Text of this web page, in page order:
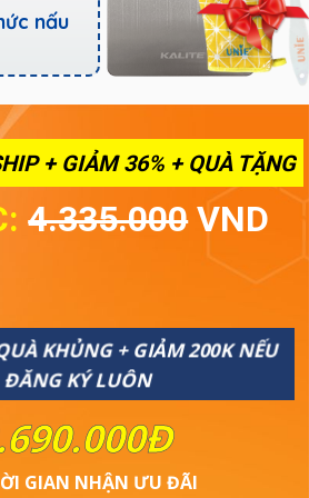
nấu
GIAN NHẬN ƯU ĐÃI
4.335.000VND
+ GIẢM 36% + QUÀ TẶNG
KHỦNG + GIẢM 200K NẾU
ĐĂNG KÝ LUÔN